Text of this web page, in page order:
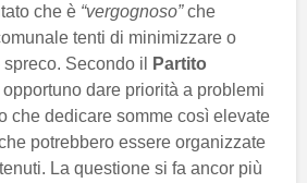
che è “vergognoso”che
tenti di minimizzare o
Secondo il
Partito
opportuno dare priorità a problemi
che dedicare somme così elevate
potrebbero essere organizzate
La questione si fa ancor più